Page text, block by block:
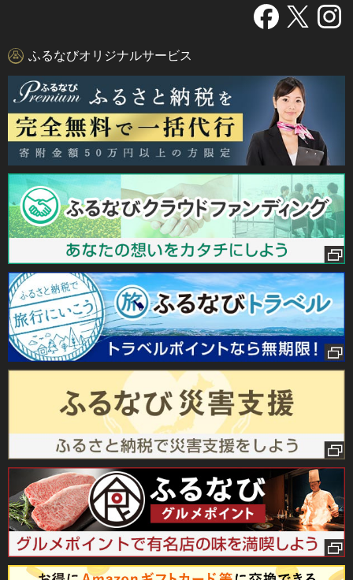
ふるなびオリジナルサービス